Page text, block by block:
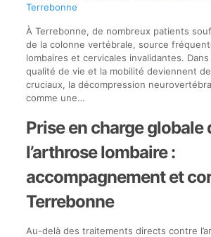
Terrebonne
À Terrebonne, de nombreux patients
de la colonne vertébrale, source
lombaires et cervicales invalidantes.
qualité de vie et la mobilité deviennent
cruciaux, la décompression
comme une…
Prise en charge globale
l’arthrose lombaire :
accompagnement et
Terrebonne
Au-delà des traitements directs contre